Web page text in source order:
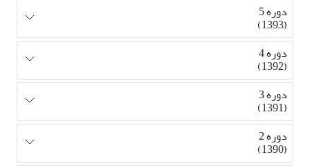
دوره 5
(1393)
دوره 4
(1392)
دوره 3
(1391)
دوره 2
(1390)